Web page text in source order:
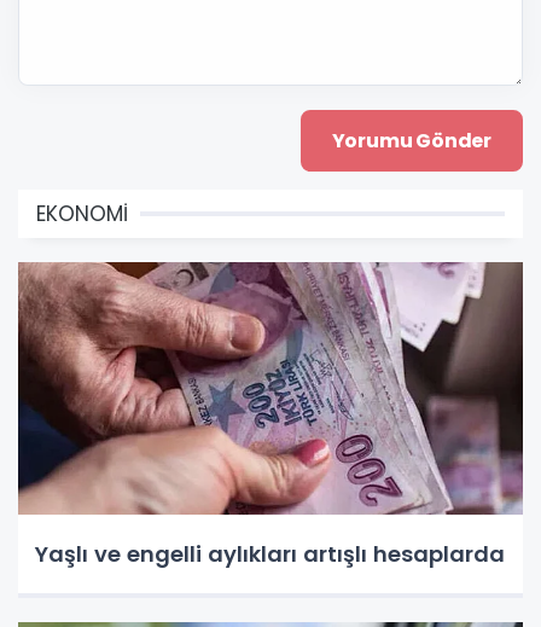
EKONOMİ
Yaşlı ve engelli aylıkları artışlı hesaplarda